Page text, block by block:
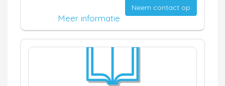
Neem contact op
Meer informatie